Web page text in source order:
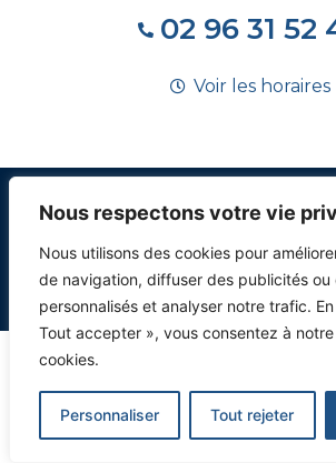
Nous respectons votre vie
Nous utilisons des cookies pour
de navigation, diffuser des publicités ou
personnalisés et analyser notre trafic.
Tout accepter », vous consentez à
cookies.
Personnaliser Tout rejeter
02 96 31 52
Voir les horaires
© 2023, tous droits réservés – Mentions
confidentialité
– Développé par